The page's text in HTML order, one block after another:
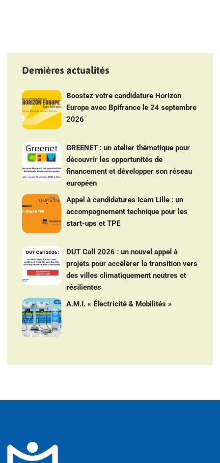
Dernières actualités
Boostez votre candidature Horizon
Europe avec Bpifrance le 24 septembre
2026
GREENET : un atelier thématique pour
découvrir les opportunités de
financement et développer son réseau
européen
Appel à candidatures Icam Lille : un
accompagnement technique pour les
start-ups et TPE
DUT Call 2026 : un nouvel appel à
projets pour accélérer la transition vers
des villes climatiquement neutres et
résilientes
A.M.I. « Électricité & Mobilités »